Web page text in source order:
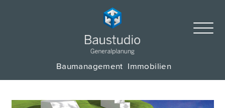
Baumanagement Immobilien